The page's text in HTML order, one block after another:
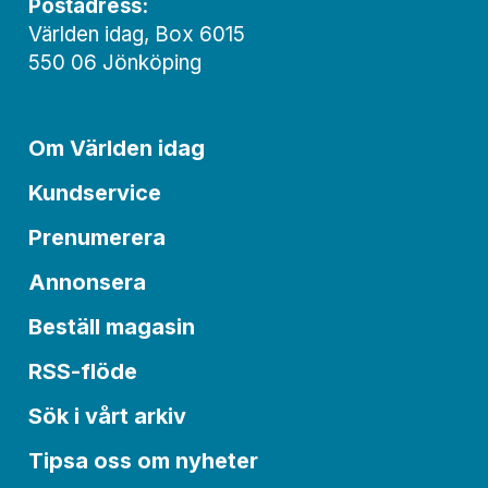
Postadress:
Världen idag, Box 6015
550 06 Jönköping
Om Världen idag
Kundservice
Prenumerera
Annonsera
Beställ magasin
RSS-flöde
Sök i vårt arkiv
Tipsa oss om nyheter